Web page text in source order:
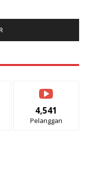
4,541
Pelanggan